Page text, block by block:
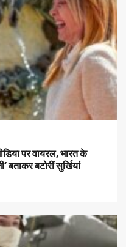
पर वायरल, भारत के
बटोरीं सुर्खियां